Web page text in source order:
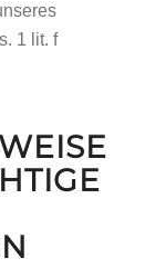
1 lit. f